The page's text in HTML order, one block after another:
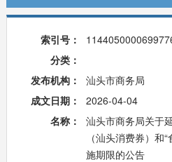
索引号：
分类：
发布机构：
汕头市商务局
成文日期：
2026-04-04
名称：
汕头市商务局关于
（汕头消费券）和
施期限的公告